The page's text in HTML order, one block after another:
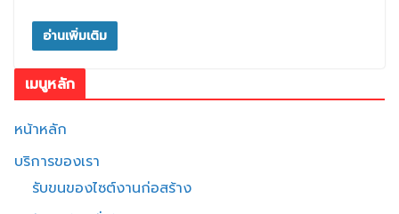
อ่านเพิ่มเติม
เมนูหลัก
หน้าหลัก
บริการของเรา
รับขนของไซต์งานก่อสร้าง